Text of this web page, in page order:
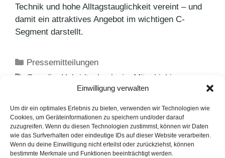
Einwilligung verwalten
Um dir ein optimales Erlebnis zu bieten, verwenden wir Technologien wie
Cookies, um Geräteinformationen zu speichern und/oder darauf
zuzugreifen. Wenn du diesen Technologien zustimmst, können wir Daten
wie das Surfverhalten oder eindeutige IDs auf dieser Website verarbeiten.
Wenn du deine Einwilligung nicht erteilst oder zurückziehst, können
bestimmte Merkmale und Funktionen beeinträchtigt werden.
Technik und hohe Alltagstauglichkeit vereint – und
damit ein attraktives Angebot im wichtigen C-
Segment darstellt.
Kategorien
Pressemitteilungen
Schlagwörter
Grandis Hybridtechnologie Mitsubishi
SUV
Der Neue Mitsubishi Eclipse Cross
Bridgestone bringt Battlax Racing Street RS12
auf den Markt